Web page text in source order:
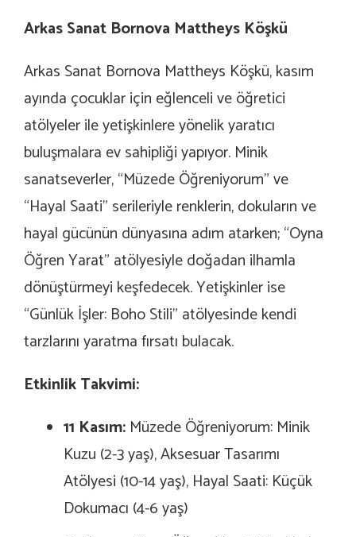
Arkas Sanat Bornova Mattheys Köşkü
Arkas Sanat Bornova Mattheys Köşkü, kasım
ayında çocuklar için eğlenceli ve öğretici
atölyeler ile yetişkinlere yönelik yaratıcı
buluşmalara ev sahipliği yapıyor. Minik
sanatseverler, “Müzede Öğreniyorum” ve
“Hayal Saati” serileriyle renklerin, dokuların ve
hayal gücünün dünyasına adım atarken; “Oyna
Öğren Yarat” atölyesiyle doğadan ilhamla
dönüştürmeyi keşfedecek. Yetişkinler ise
“Günlük İşler: Boho Stili” atölyesinde kendi
tarzlarını yaratma fırsatı bulacak.
Etkinlik Takvimi:
11 Kasım: Müzede Öğreniyorum: Minik
Kuzu (2-3 yaş), Aksesuar Tasarımı
Atölyesi (10-14 yaş), Hayal Saati: Küçük
Dokumacı (4-6 yaş)